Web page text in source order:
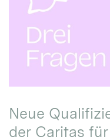
Neue
der Caritas